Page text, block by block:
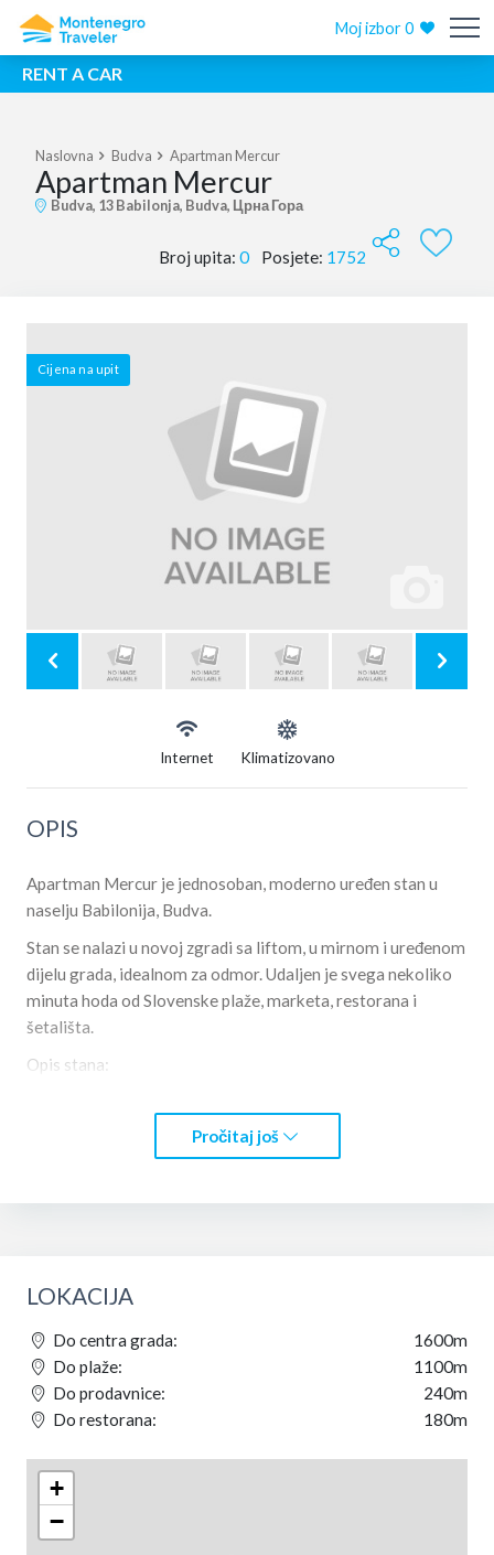
Moj izbor0
RENT A CAR
Naslovna Budva Apartman Mercur
Apartman Mercur
Budva, 13 Babilonja, Budva, Црна Гора
Broj upita: 0 Posjete: 1752
Cijena na upit
Internet Klimatizovano
OPIS
Apartman Mercur je jednosoban, moderno uređen stan u
naselju Babilonija, Budva.
Stan se nalazi u novoj zgradi sa liftom, u mirnom i uređenom
dijelu grada, idealnom za odmor. Udaljen je svega nekoliko
minuta hoda od Slovenske plaže, marketa, restorana i
šetališta.
Opis stana:
potpuno opremljena kuhinja (šporet, frižider, posuđe)
brzi Wi‑Fi, klima, TV, mašina za veš
Kapacitet: 2–4 osobe
Pročitaj još
LOKACIJA
Do centra grada:
1600m
Do plaže:
1100m
Do prodavnice:
240m
Do restorana:
180m
+
−